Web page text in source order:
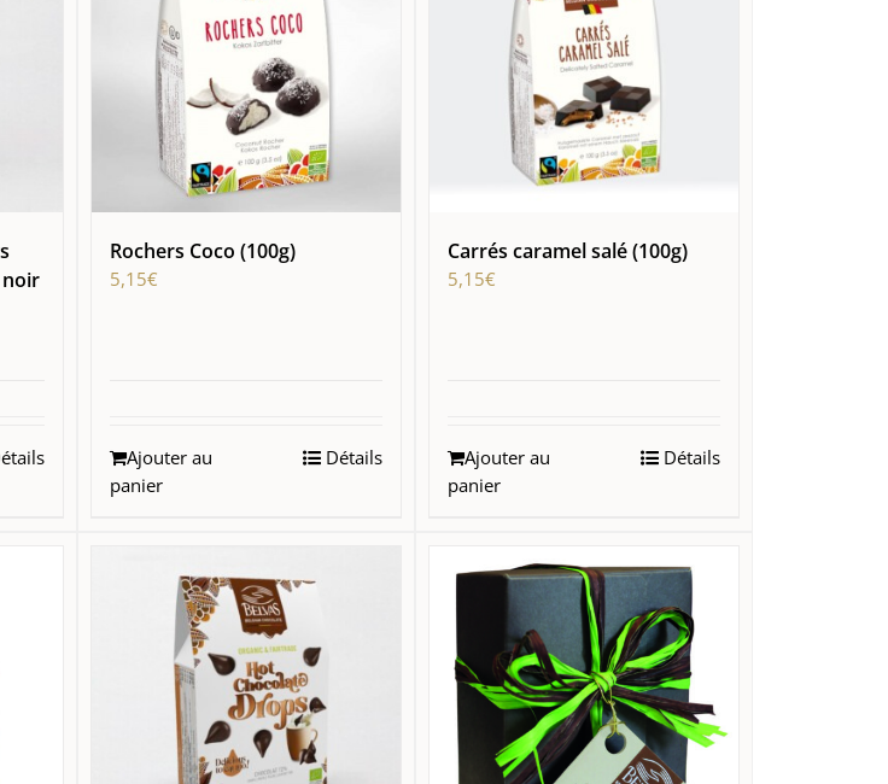
noir
Rochers Coco (100g)
5,15€
Ajouter au
panier
Détails
Carrés caramel salé (100g)
5,15€
Ajouter au
panier
Détails